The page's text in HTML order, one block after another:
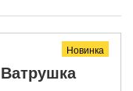
Новинка